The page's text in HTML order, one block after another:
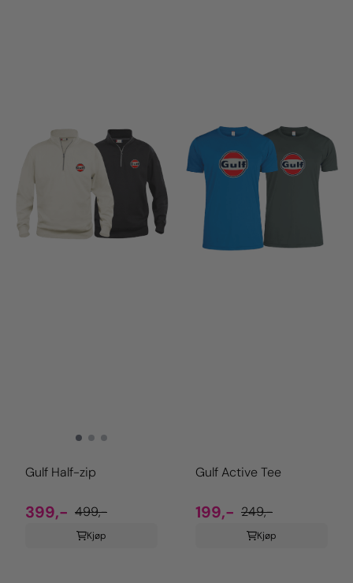
Gulf Half-zip
399,- 499,-
Kjøp
Gulf Active Tee
199,- 249,-
Kjøp